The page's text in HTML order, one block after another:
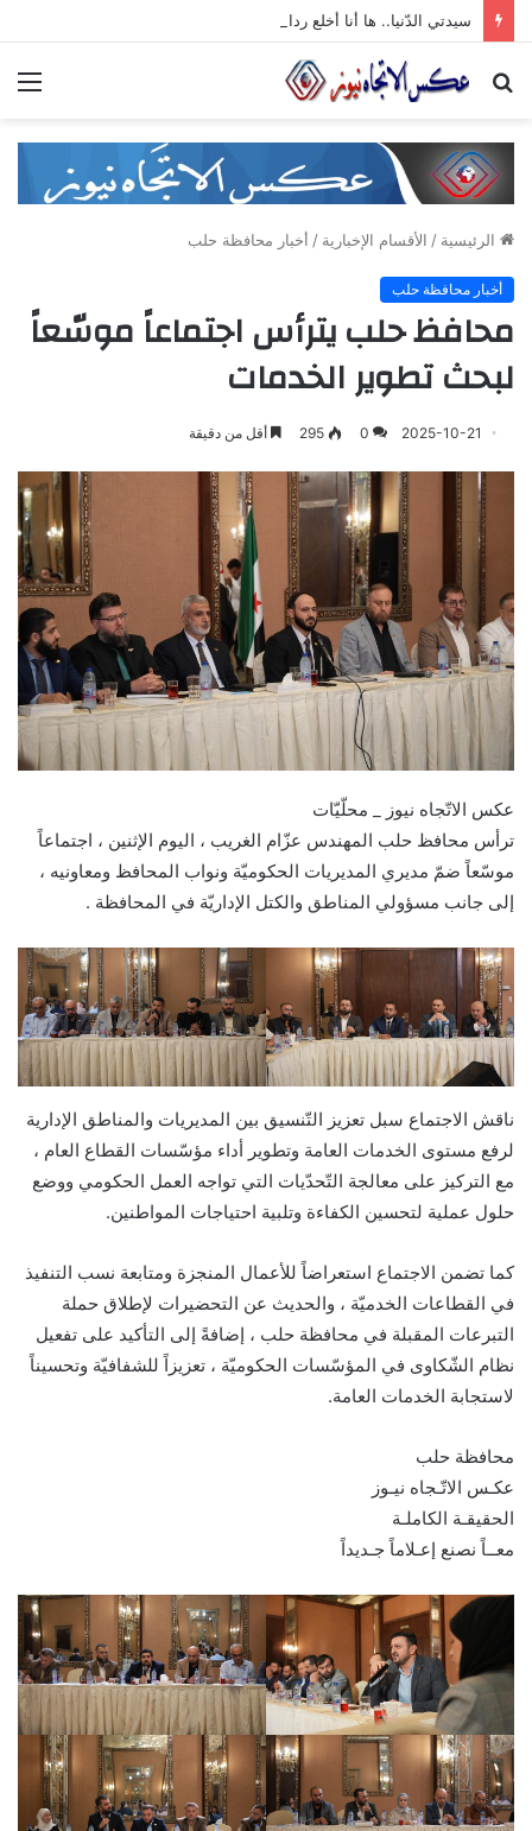
بحث
الرئيسية / الأقسام الإخبارية / أخبار محافظة حلب
أخبار محافظة حلب
محافظ حلب يترأس اجتماعاً موسّعاً
لبحث تطوير الخدمات
2025-10-21
0
295 أقل من دقيقة
عكس الاتّجاه نيوز _ محلّيّات
ترأس محافظ حلب المهندس عزّام الغريب ، اليوم الإثنين ، اجتماعاً
موسّعاً ضمّ مديري المديريات الحكوميّة ونواب المحافظ ومعاونيه ،
إلى جانب مسؤولي المناطق والكتل الإداريّة في المحافظة .
ناقش الاجتماع سبل تعزيز التّنسيق بين المديريات والمناطق الإدارية
لرفع مستوى الخدمات العامة وتطوير أداء مؤسّسات القطاع العام ،
مع التركيز على معالجة التّحدّيات التي تواجه العمل الحكومي ووضع
حلول عملية لتحسين الكفاءة وتلبية احتياجات المواطنين.
كما تضمن الاجتماع استعراضاً للأعمال المنجزة ومتابعة نسب التنفيذ
في القطاعات الخدميّة ، والحديث عن التحضيرات لإطلاق حملة
التبرعات المقبلة في محافظة حلب ، إضافةً إلى التأكيد على تفعيل
نظام الشّكاوى في المؤسّسات الحكوميّة ، تعزيزاً للشفافيّة وتحسيناً
لاستجابة الخدمات العامة.
محافظة حلب
عكـس الاتّـجاه نيـوز
الحقيقـة الكاملـة
معــاً نصنع إعـلاماً جـديداً